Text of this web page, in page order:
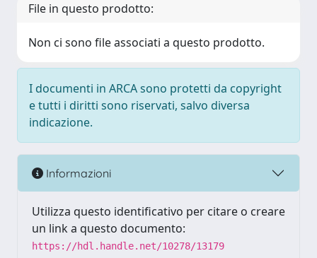
File in questo prodotto:
Non ci sono file associati a questo prodotto.
I documenti in ARCA sono protetti da copyright
e tutti i diritti sono riservati, salvo diversa
indicazione.
Informazioni
Utilizza questo identificativo per citare o creare
un link a questo documento:
https://hdl.handle.net/10278/13179